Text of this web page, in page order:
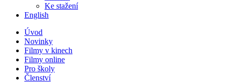
Ke stažení
English
Úvod
Novinky
Filmy v kinech
Filmy online
Pro školy
Členství